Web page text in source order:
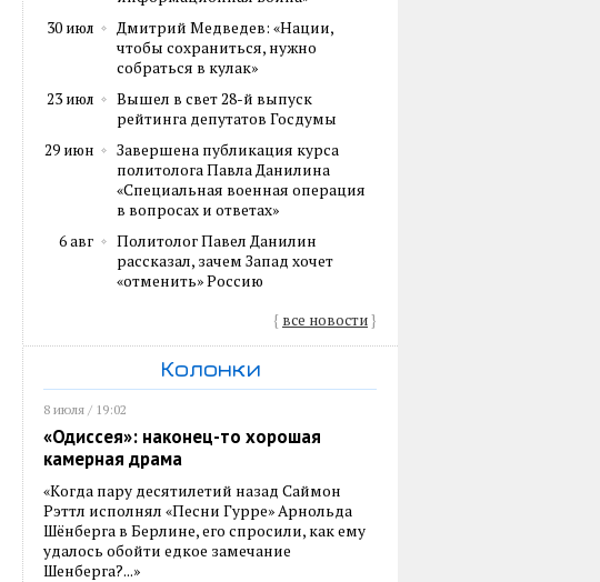
30 июл
Дмитрий Медведев: «Нации,
чтобы сохраниться, нужно
собраться в кулак»
23 июл
Вышел в свет 28-й выпуск
рейтинга депутатов Госдумы
29 июн
Завершена публикация курса
политолога Павла Данилина
«Специальная военная операция
в вопросах и ответах»
6 авг
Политолог Павел Данилин
рассказал, зачем Запад хочет
«отменить» Россию
{ все новости}
Колонки
8 июля / 19:02
«Одиссея»: наконец-то хорошая
камерная драма
«Когда пару десятилетий назад Саймон
Рэттл исполнял «Песни Гурре» Арнольда
Шёнберга в Берлине, его спросили, как ему
удалось обойти едкое замечание
Шенберга?...»